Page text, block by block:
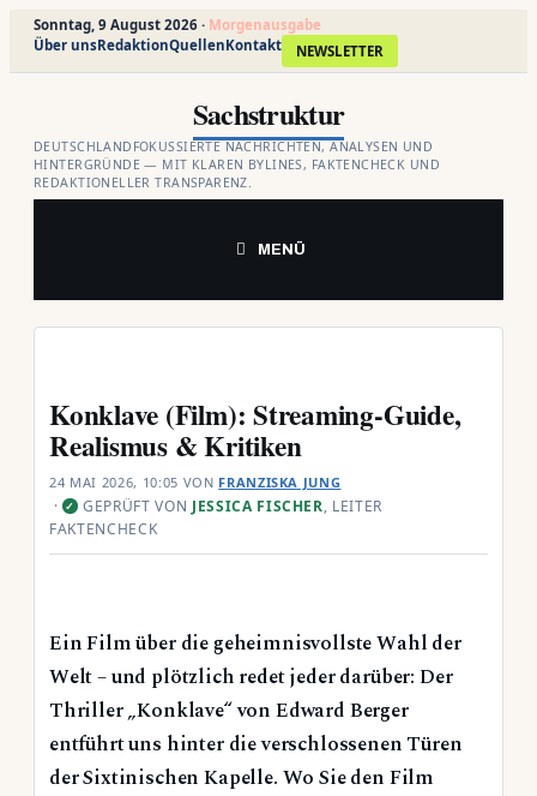
Sonntag, 9 August 2026 · Morgenausgabe
Über unsRedaktionQuellenKontakt NEWSLETTER
springen
Sachstruktur
DEUTSCHLANDFOKUSSIERTE NACHRICHTEN, ANALYSEN UND
HINTERGRÜNDE — MIT KLAREN BYLINES, FAKTENCHECK UND
REDAKTIONELLER TRANSPARENZ.
MENÜ
Konklave (Film): Streaming-Guide,
Realismus & Kritiken
24 MAI 2026, 10:05 VON FRANZISKA JUNG
· ✓ GEPRÜFT VON JESSICA FISCHER, LEITER
FAKTENCHECK
Ein Film über die geheimnisvollste Wahl der
Welt – und plötzlich redet jeder darüber: Der
Thriller „Konklave“ von Edward Berger
entführt uns hinter die verschlossenen Türen
der Sixtinischen Kapelle. Wo Sie den Film